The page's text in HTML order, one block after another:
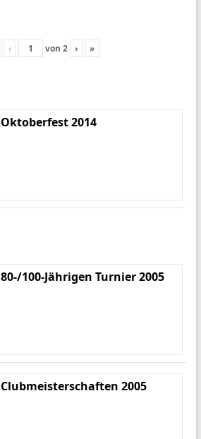
‹ von 2 › »
Oktoberfest 2014
80-/100-Jährigen Turnier 2005
Clubmeisterschaften 2005